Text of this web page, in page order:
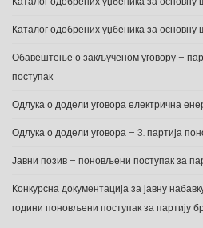
Каталог одобрених уџбеника за основну
Обавештење о закљученом уговору –
поступак
Одлука о додели уговора електрична
Одлука о додели уговора – 3. партија
Јавни позив – поновљени поступак за
Конкурсна документација за јавну
години поновљени поступак за партију